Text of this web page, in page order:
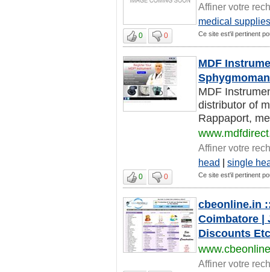
Affiner votre
medical supplies
0 0 Ce site est'il pertinent
MDF
MDF
distributor of
Rappaport,
Affiner votre
head | single
0 0 Ce site est'il pertinent
cbeonline.in
Coimbatore |
Discounts
Affiner votre